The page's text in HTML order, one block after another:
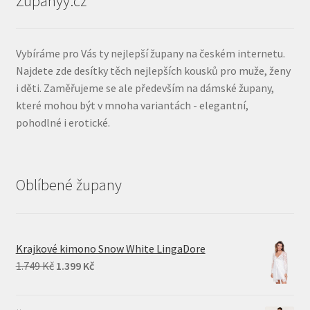
Vybíráme pro Vás ty nejlepší župany na českém internetu.
Najdete zde desítky těch nejlepších kousků pro muže, ženy
i děti. Zaměřujeme se ale především na dámské župany,
které mohou být v mnoha variantách - elegantní,
pohodlné i erotické.
Oblíbené župany
Krajkové kimono Snow White LingaDore
1.749Kč Original
1.399 KčCurrent